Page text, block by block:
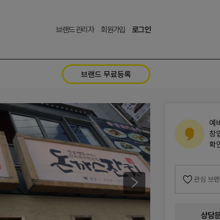
브랜드 관리자 회원가입 로그인
브랜드 무료등록
예
창
확
관심 브
상담